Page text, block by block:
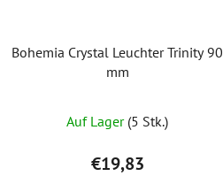
Bohemia Crystal Leuchter Trinity 90
mm
Auf Lager (5 Stk.)
€19,83